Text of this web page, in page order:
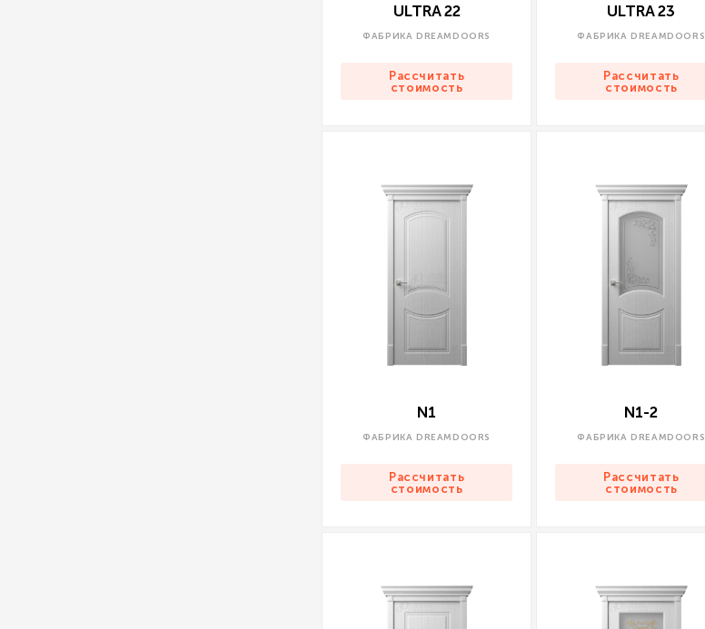
ULTRA 22
ФАБРИКА DREAMDOORS
Рассчитать
стоимость
ULTRA 23
ФАБРИКА DREAMDOORS
Рассчитать
стоимость
N1
ФАБРИКА DREAMDOORS
Рассчитать
стоимость
N1-2
ФАБРИКА DREAMDOORS
Рассчитать
стоимость